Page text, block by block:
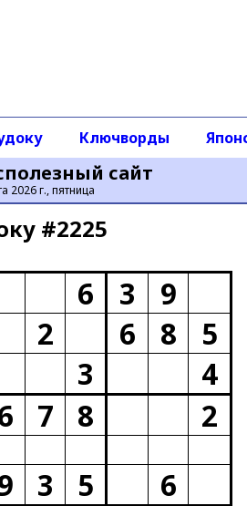
сайт
2026 г., пятница
Ключворды
#2225
6 3
9
2 6 8
5
3
4
7 8
2
3 5
6